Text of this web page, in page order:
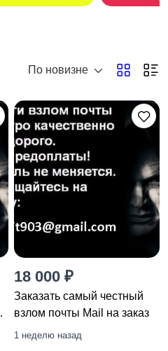
Здоровье
Монтаж и установка
По новизне
18 000 ₽
Заказать самый честный
взлом почты Mail на заказ
1 неделю назад